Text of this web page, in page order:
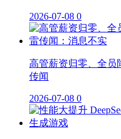
2026-07-08 0
高管薪资归零、全员
传闻
2026-07-08 0